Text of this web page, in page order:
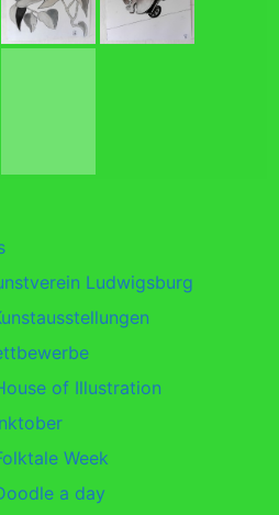
Ludwigsburg
of Illustration
Week
a day